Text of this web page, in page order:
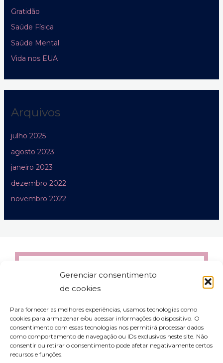
Gerenciar consentimento
de cookies
Para fornecer as melhores experiências, usamos tecnologias como
cookies para armazenar e/ou acessar informações do dispositivo. O
consentimento com essas tecnologias nos permitirá processar dados
como comportamento de navegação ou IDs exclusivos neste site. Não
consentir ou retirar o consentimento pode afetar negativamente certos
recursos e funções.
Gratidão
Saúde Física
Saúde Mental
Vida nos EUA
Arquivos
julho 2025
agosto 2023
janeiro 2023
dezembro 2022
novembro 2022